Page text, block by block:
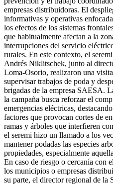
empresas distribuidoras. El
informativas y operativas
los efectos de los sistemas
que habitualmente afectan a la
interrupciones del servicio
rurales. En este contexto, el
Andrés Niklitschek, junto al
Loma-Osorio, realizaron una
supervisar trabajos de poda y
brigadas de la empresa SAESA.
la campaña busca reforzar el
emergencias eléctricas,
factores que provocan cortes de
ramas y árboles que interfieren
el seremi hizo un llamado a los
mantener podadas las especies
propiedades, especialmente
En caso de riesgo o cercanía con
los municipios o empresas
su parte, el director regional de la